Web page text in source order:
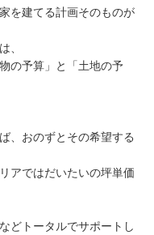
を建てる計画そのものが
、
の予算」と「土地の予
、おのずとその希望する
アではだいたいの坪単価
どトータルでサポートし